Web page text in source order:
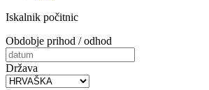
Iskalnik počitnic
Obdobje prihod / odhod
Država